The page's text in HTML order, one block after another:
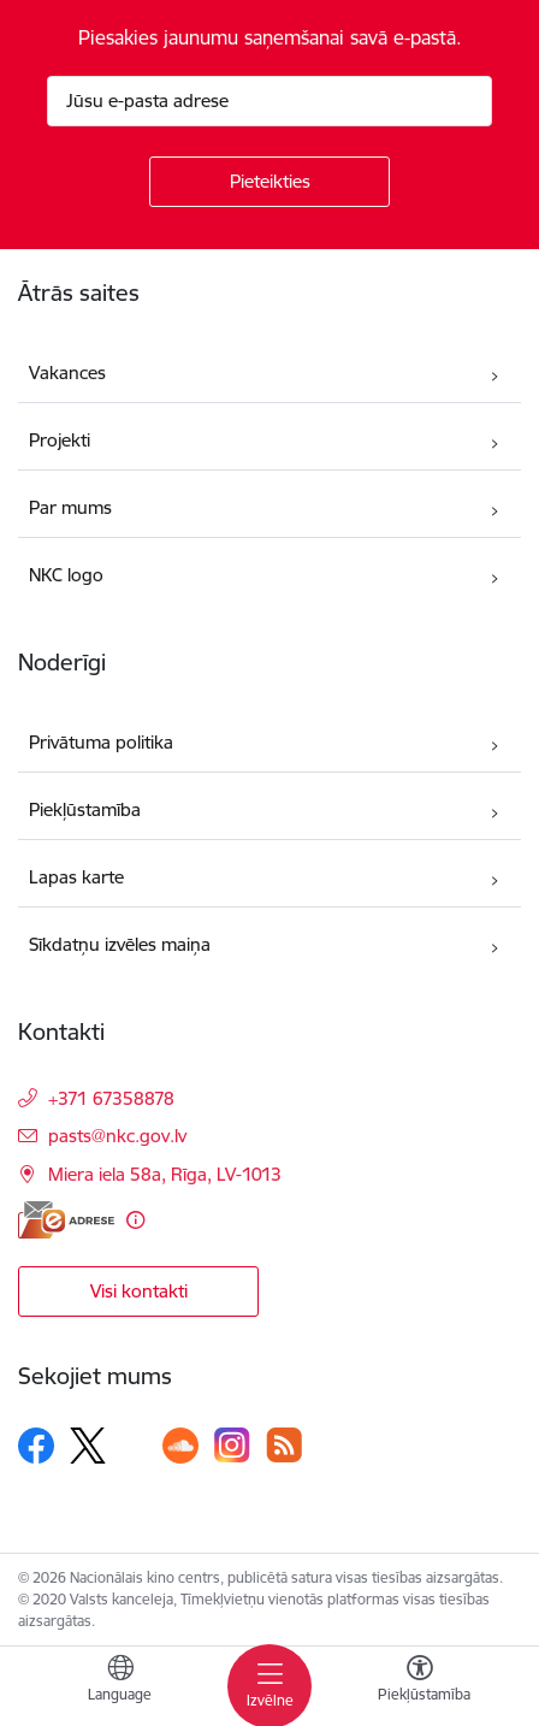
Izvēlne
Language Piekļūstamība
Piesakies jaunumu saņemšanai savā e-pastā.
Ātrās saites
Vakances
Projekti
Par mums
NKC logo
Noderīgi
Privātuma politika
Piekļūstamība
Lapas karte
Sīkdatņu izvēles maiņa
Kontakti
+371 67358878
E-pasts:
pasts@nkc.gov.lv
Miera iela 58a, Rīga, LV-1013
Visi kontakti
Sekojiet mums
© 2026 Nacionālais kino centrs, publicētā satura visas tiesības aizsargātas.
© 2020 Valsts kanceleja, Tīmekļvietņu vienotās platformas visas tiesības
aizsargātas.